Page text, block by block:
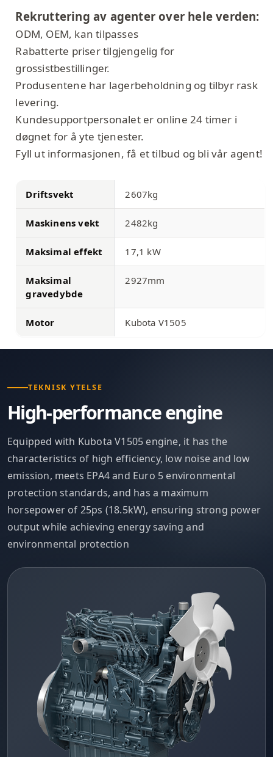
Rekruttering av agenter over hele verden:
ODM, OEM, kan tilpasses
Rabatterte priser tilgjengelig for
grossistbestillinger.
Produsentene har lagerbeholdning og tilbyr rask
levering.
Kundesupportpersonalet er online 24 timer i
døgnet for å yte tjenester.
Fyll ut informasjonen, få et tilbud og bli vår agent!
Driftsvekt 2607kg
Maskinens vekt 2482kg
Maksimal effekt 17,1 kW
Maksimal
gravedybde
2927mm
Motor Kubota V1505
TEKNISK YTELSE
High-performance engine
Equipped with Kubota V1505 engine, it has the
characteristics of high efficiency, low noise and low
emission, meets EPA4 and Euro 5 environmental
protection standards, and has a maximum
horsepower of 25ps (18.5kW), ensuring strong power
output while achieving energy saving and
environmental protection